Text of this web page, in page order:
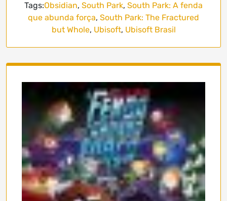
Tags:Obsidian, South Park, South Park: A fenda
que abunda força, South Park: The Fractured
but Whole, Ubisoft, Ubisoft Brasil